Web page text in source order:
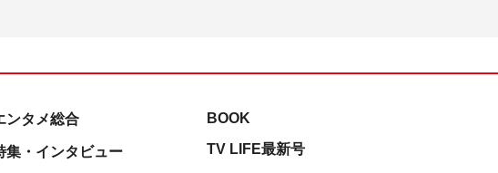
ンタメ総合
集・インタビュー
BOOK
TV LIFE最新号